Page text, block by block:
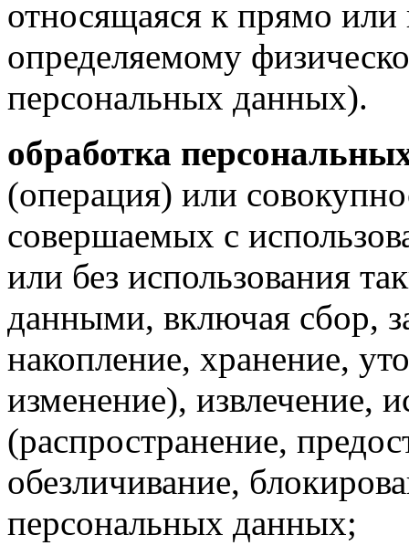
относящаяся к прямо
определяемому
персональных данных).
обработка
(операция) или
совершаемых с
или без использования
данными, включая сбор,
накопление, хранение,
изменение), извлечение,
(распространение,
обезличивание,
персональных данных;